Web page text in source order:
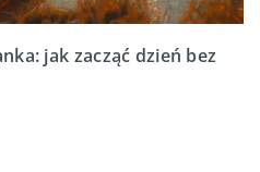
jak zacząć dzień bez